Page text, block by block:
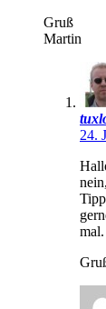
Gruß
Martin
24.
mal.